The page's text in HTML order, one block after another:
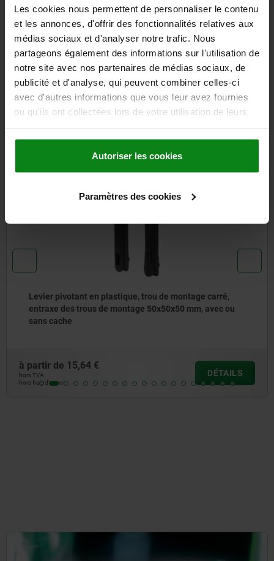
Les cookies nous permettent de personnaliser le contenu
et les annonces, d'offrir des fonctionnalités relatives aux
médias sociaux et d'analyser notre trafic. Nous
partageons également des informations sur l'utilisation de
notre site avec nos partenaires de médias sociaux, de
publicité et d'analyse, qui peuvent combiner celles-ci
avec d'autres informations que vous leur avez fournies
ou qu'ils ont collectées lors de votre utilisation de leurs
Autoriser les cookies
Paramètres des cookies
FORMES
DÉTAILS
TÉLÉCHARGEMENTS
D'autres clients ont
également acheté
Levier pivotant en plastique, trou de montage carré,
entraxe des trous de montage 50x50x50 mm, avec ou
sans cache
à partir de 15,64 €
hors TVA
hors frais d’envoi
DÉTAILS